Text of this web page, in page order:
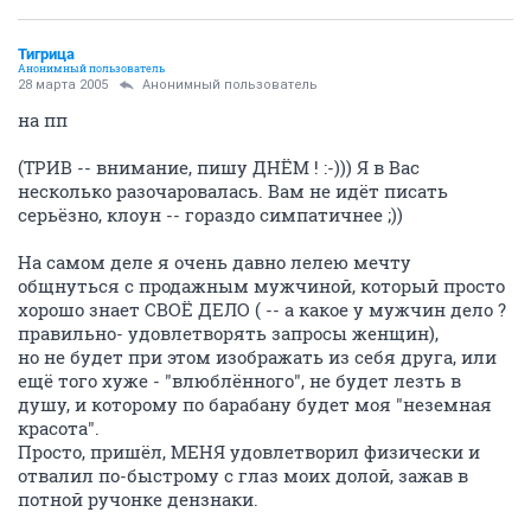
Тигрица
Анонимный пользователь
28 марта 2005 Анонимный пользователь
на пп
(ТРИВ -- внимание, пишу ДНЁМ ! :-))) Я в Вас
несколько разочаровалась. Вам не идёт писать
серьёзно, клоун -- гораздо симпатичнее ;))
На самом деле я очень давно лелею мечту
общнуться с продажным мужчиной, который просто
хорошо знает СВОЁ ДЕЛО ( -- а какое у мужчин дело ?
правильно- удовлетворять запросы женщин),
но не будет при этом изображать из себя друга, или
ещё того хуже - "влюблённого", не будет лезть в
душу, и которому по барабану будет моя "неземная
красота".
Просто, пришёл, МЕНЯ удовлетворил физически и
отвалил по-быстрому с глаз моих долой, зажав в
потной ручонке дензнаки.